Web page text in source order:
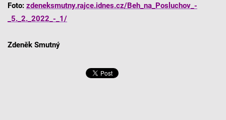
Foto: zdeneksmutny.rajce.idnes.cz/Beh_na_Posluchov_-
_5._2._2022_-_1/
Zdeněk Smutný